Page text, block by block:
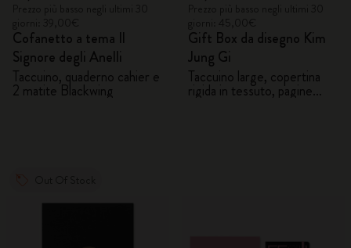
Cofanetto a tema Il
Signore degli Anelli
Taccuino, quaderno cahier e
2 matite Blackwing
Gift Box da disegno Kim
Jung Gi
Taccuino large, copertina
rigida in tessuto, pagine
bianche, 5 matite grafite